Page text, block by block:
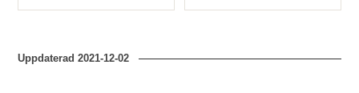
1866
Typ
1866
Typ
Uppdaterad2021-12-02